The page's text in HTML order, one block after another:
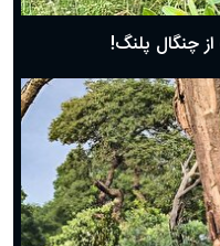
چنگال پلنگ!